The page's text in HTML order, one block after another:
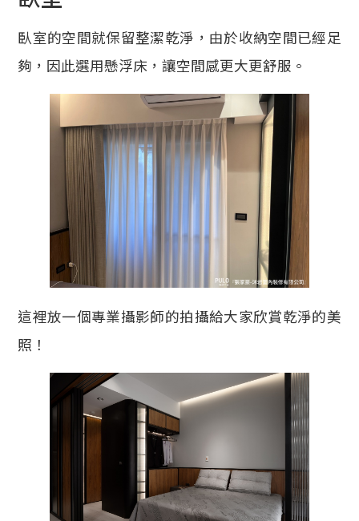
臥室的空間就保留整潔乾淨，由於收納空間已經足
夠，因此選用懸浮床，讓空間感更大更舒服。
這裡放一個專業攝影師的拍攝給大家欣賞乾淨的美
照！